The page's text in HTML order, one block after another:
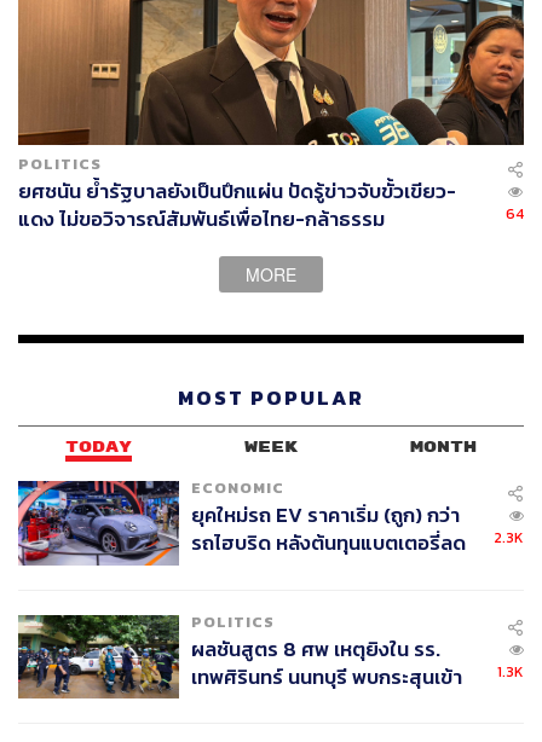
POLITICS
ยศชนัน ย้ำรัฐบาลยังเป็นปึกแผ่น ปัดรู้ข่าวจับขั้วเขียว-
แดง ไม่ขอวิจารณ์สัมพันธ์เพื่อไทย-กล้าธรรม
64
MORE
MOST POPULAR
TODAY WEEK MONTH
ECONOMIC
ยุคใหม่รถ EV ราคาเริ่ม (ถูก) กว่า
รถไฮบริด หลังต้นทุนแบตเตอรี่ลด
2.3K
POLITICS
ผลชันสูตร 8 ศพ เหตุยิงใน รร.
เทพศิรินทร์ นนทบุรี พบกระสุนเข้า
1.3K